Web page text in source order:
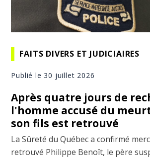
FAITS DIVERS ET JUDICIAIRES
Publié le 30 juillet 2026
Après quatre jours de
l'homme accusé du
son fils est retrouvé
La Sûreté du Québec a confirmé
retrouvé Philippe Benoît, le père